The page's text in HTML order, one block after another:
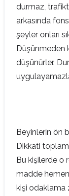
durmaz,
arkasında
şeyler onları
Düşünmeden
düşünürler.
Beyinlerin ön
Dikkati
Bu kişilerde o
madde
kişi odaklama